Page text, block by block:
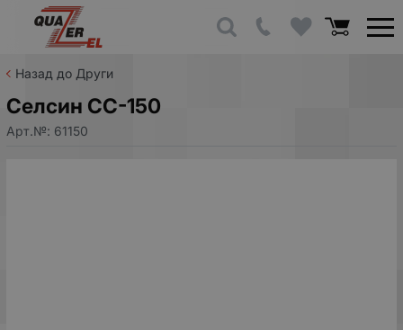
Назад до Други
Селсин СС-150
Арт.№: 61150